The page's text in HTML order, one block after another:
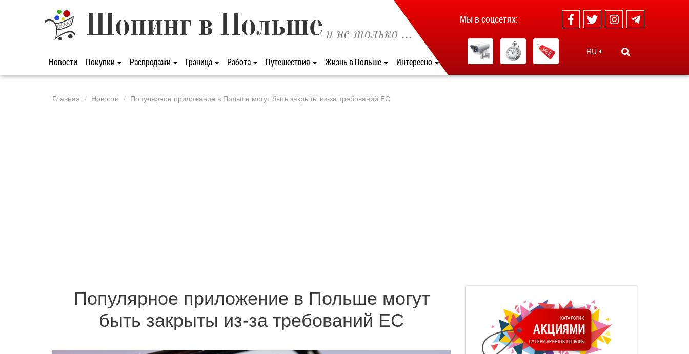
Шопинг в Польше и не только ...
Новости Покупки Распродажи Граница Работа Путешествия Жизнь в Польше Интересно
Мы в соцсетях:
RU
Главная Новости Популярное приложение в Польше могут быть закрыты из-за требований ЕС
Популярное приложение в Польше могут
быть закрыты из-за требований ЕС
КАТАЛОГИ С
АКЦИЯМИ
СУПЕРМАРКЕТОВ ПОЛЬШЫ